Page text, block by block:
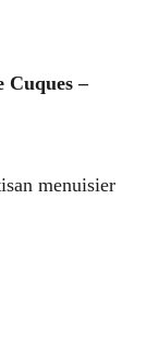
Cuques –
menuisier